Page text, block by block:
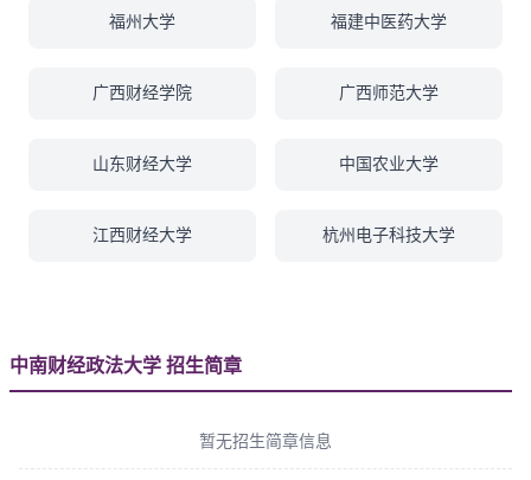
福州大学 福建中医药大学
广西财经学院 广西师范大学
山东财经大学 中国农业大学
江西财经大学 杭州电子科技大学
中南财经政法大学 招生简章
暂无招生简章信息